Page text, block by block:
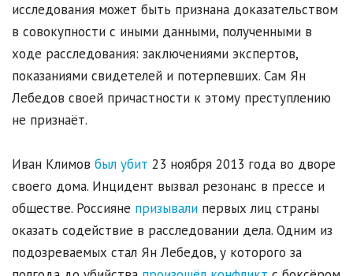
исследования может быть признана доказательством
в совокупности с иными данными, полученными в
ходе расследования: заключениями экспертов,
показаниями свидетелей и потерпевших. Сам Ян
Лебедов своей причастности к этому преступлению
не признаёт.
Иван Климов был убит 23 ноября 2013 года во дворе
своего дома. Инцидент вызвал резонанс в прессе и
обществе. Россияне призывали первых лиц страны
оказать содействие в расследовании дела. Одним из
подозреваемых стал Ян Лебедов, у которого за